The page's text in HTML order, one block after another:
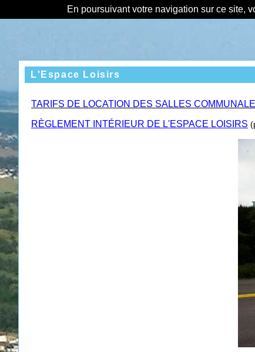
En poursuivant votre navigation sur ce site,
L'Espace Loisirs
TARIFS DE LOCATION DES SALLES
RÈGLEMENT INTÉRIEUR DE L'ESPACE LOISIRS